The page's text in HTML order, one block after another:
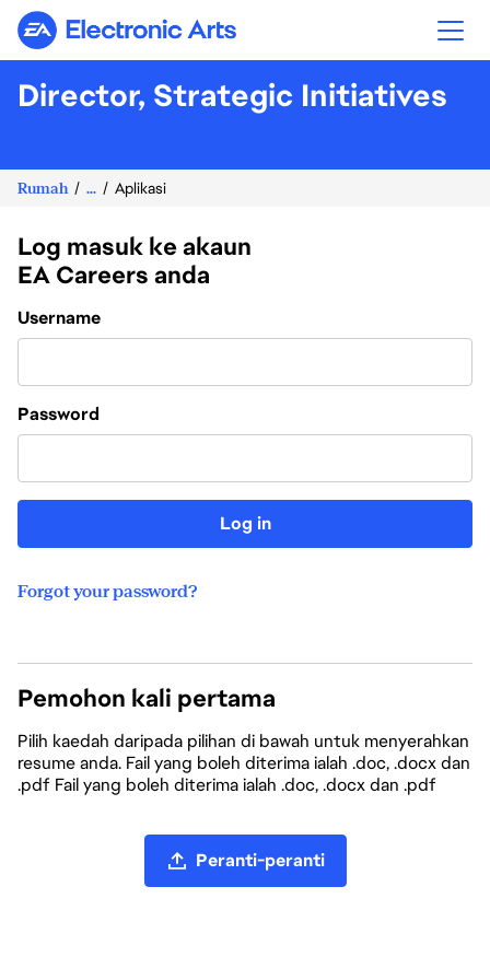
Electronic Arts
Director, Strategic Initiatives
Rumah ... Aplikasi
Log masuk ke akaun
EA Careers anda
Login
Username
Password
Log in
Forgot your password?
Pemohon kali pertama
Pilih kaedah daripada pilihan di bawah untuk menyerahkan
resume anda. Fail yang boleh diterima ialah .doc, .docx dan
.pdf Fail yang boleh diterima ialah .doc, .docx dan .pdf
Peranti-peranti